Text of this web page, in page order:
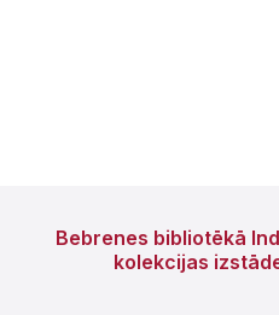
Bebrenes bibliotēkā
kolekcijas